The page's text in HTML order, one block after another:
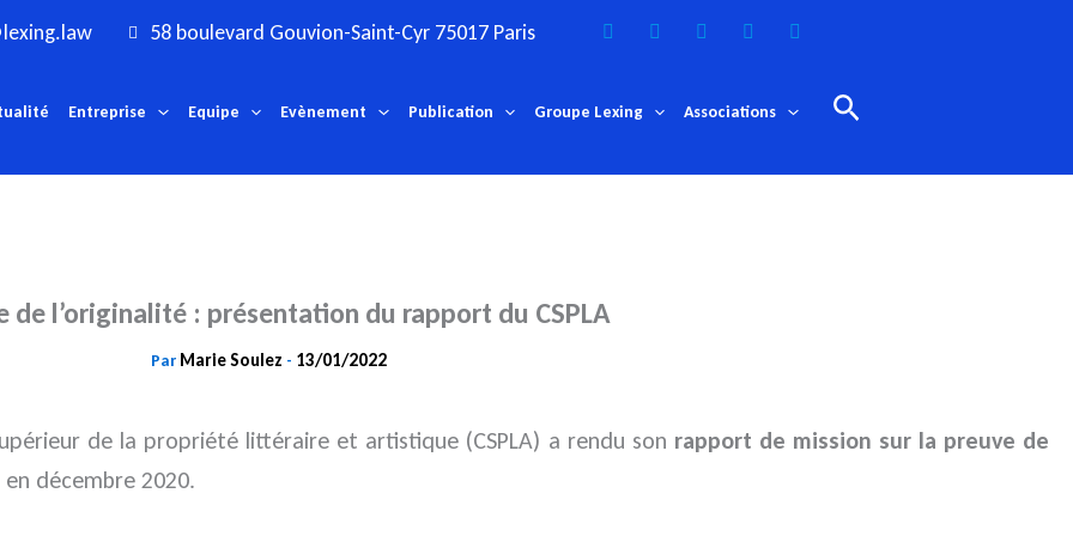
58 boulevard Gouvion-Saint-Cyr 75017 Paris
Entreprise Equipe Evènement Publication Groupe Lexing Associations Rechercher
de l’originalité : présentation du rapport du CSPLA
Par Marie Soulez - 13/01/2022
de la propriété littéraire et artistique (CSPLA) a rendu son rapport de mission sur la preuve de
en décembre 2020.